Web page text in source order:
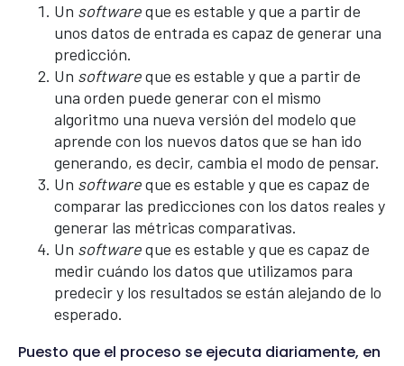
Un softwareque es estable y que a partir de
unos datos de entrada es capaz de generar una
predicción.
Un softwareque es estable y que a partir de
una orden puede generar con el mismo
algoritmo una nueva versión del modelo que
aprende con los nuevos datos que se han ido
generando, es decir, cambia el modo de pensar.
Un softwareque es estable y que es capaz de
comparar las predicciones con los datos reales y
generar las métricas comparativas.
Un softwareque es estable y que es capaz de
medir cuándo los datos que utilizamos para
predecir y los resultados se están alejando de lo
esperado.
Puesto que el proceso se ejecuta diariamente, en